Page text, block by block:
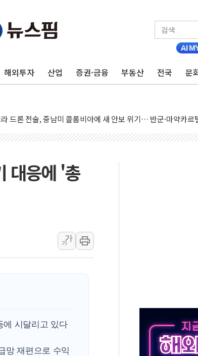
해외투자 산업 증권·금융 부동산 전국 문
1함대 창설 80주년…지역과 함께하는 '선봉'의 대민 봉사
드론 전술, 중남미 콜롬비아에 새 안보 위기… 반군·마약카르
경, 독도 해상서 부유물 감긴 어선 구조
폐염산처리업체서 불 2시간30여분만에 진화...외국인 노동자 숨
함께하는 '불금전파, 송정' 시즌2
·전라권 폭염중대경보 확대…온열질환자 2665명·사망 23명
레버리지 줄었지만, 반도체 두 종목에 코스피 '휘청'
력 피해자 보호단체, 경찰수사개혁위에 보완수사권 폐지 우려
라, 러 탄도미사일 공격에 속수무책… 패트리엇 미사일 지원, 작
대응에 '총
가
가
에 시달리고 있다
망 재편으로 수익